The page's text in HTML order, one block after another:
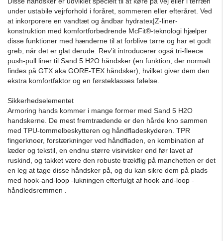
under ustabile vejrforhold i foråret, sommeren eller efteråret. Ved
at inkorporere en vandtæt og åndbar hydratex|Z-liner-
konstruktion med komfortforbedrende McFit®-teknologi hjælper
disse funktioner med hænderne til at forblive tørre og har et godt
greb, når det er glat derude. Rev'it introducerer også tri-fleece
push-pull liner til Sand 5 H2O håndsker (en funktion, der normalt
findes på GTX aka GORE-TEX håndsker), hvilket giver dem den
ekstra komfortfaktor og en førsteklasses følelse.
Sikkerhedselementet
Armoring hands kommer i mange former med Sand 5 H2O
handskerne. De mest fremtrædende er den hårde kno sammen
med TPU-tommelbeskytteren og håndfladeskyderen. TPR
fingerknoer, forstærkninger ved håndfladen, en kombination af
læder og tekstil, en endnu større visirvisker end før lavet af
ruskind, og takket være den robuste trækflig på manchetten er det
en leg at tage disse håndsker på, og du kan sikre dem på plads
med hook-and-loop -lukningen efterfulgt af hook-and-loop -
håndledsremmen .